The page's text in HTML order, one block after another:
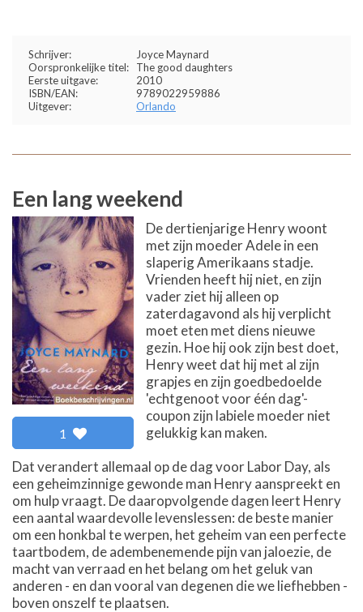
Schrijver:
Joyce Maynard
Oorspronkelijke titel:
The good daughters
Eerste uitgave:
2010
ISBN/EAN:
9789022959886
Uitgever:
Orlando
Een lang weekend
1
De dertienjarige Henry woont
met zijn moeder Adele in een
slaperig Amerikaans stadje.
Vrienden heeft hij niet, en zijn
vader ziet hij alleen op
zaterdagavond als hij verplicht
moet eten met diens nieuwe
gezin. Hoe hij ook zijn best doet,
Henry weet dat hij met al zijn
grapjes en zijn goedbedoelde
'echtgenoot voor één dag'-
coupon zijn labiele moeder niet
gelukkig kan maken.
Dat verandert allemaal op de dag voor Labor Day, als
een geheimzinnige gewonde man Henry aanspreekt en
om hulp vraagt. De daaropvolgende dagen leert Henry
een aantal waardevolle levenslessen: de beste manier
om een honkbal te werpen, het geheim van een perfecte
taartbodem, de adembenemende pijn van jaloezie, de
macht van verraad en het belang om het geluk van
anderen - en dan vooral van degenen die we liefhebben -
boven onszelf te plaatsen.